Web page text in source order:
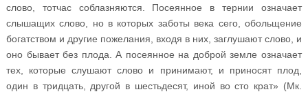
слово, тотчас соблазняются. Посеянное в тернии означает
слышащих слово, но в которых заботы века сего, обольщение
богатством и другие пожелания, входя в них, заглушают слово, и
оно бывает без плода. А посеянное на доброй земле означает
тех, которые слушают слово и принимают, и приносят плод,
один в тридцать, другой в шестьдесят, иной во сто крат» (Мк.